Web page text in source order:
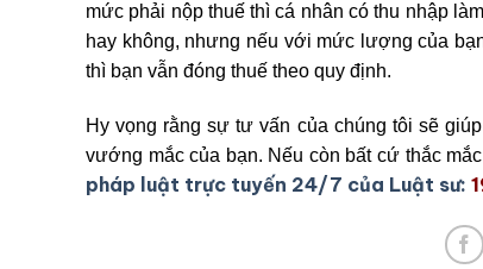
mức phải nộp thuế thì cá nhân có thu nhập
hay không, nhưng nếu với mức lượng của
thì bạn vẫn đóng thuế theo quy định.
Hy vọng rằng sự tư vấn của chúng tôi sẽ
vướng mắc của bạn. Nếu còn bất cứ thắc
pháp luật trực tuyến 24/7 của Luật sư: